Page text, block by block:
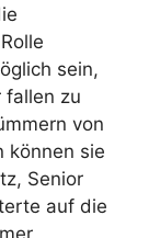
sein,
fallen zu
von
können sie
Senior
auf die